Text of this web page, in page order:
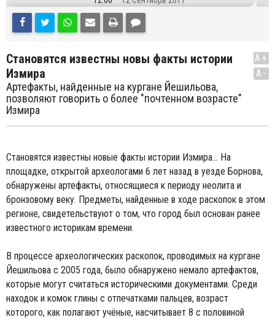
Становятся известны новы факты истории
Измира
Артефакты, найденные на кургане Йешильова,
позволяют говорить о более "почтенном возрасте"
Измира
A+
A-
Становятся известны новые факты истории Измира… На
площадке, открытой археологами 6 лет назад в уезде Борнова,
обнаружены артефакты, относящиеся к периоду неолита и
бронзовому веку. Предметы, найденные в ходе раскопок в этом
регионе, свидетельствуют о том, что город был основан ранее
известного историкам времени.
В процессе археологических раскопок, проводимых на кургане
Йешильова с 2005 года, было обнаружено немало артефактов,
которые могут считаться историческими документами. Среди
находок и комок глины с отпечатками пальцев, возраст
которого, как полагают учёные, насчитывает 8 с половиной